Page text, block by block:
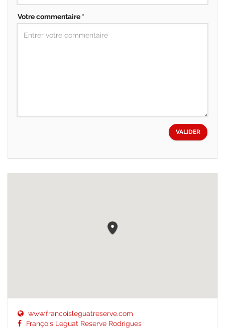
Votre commentaire *
VALIDER
www.francoisleguatreserve.com
François Leguat Reserve Rodrigues